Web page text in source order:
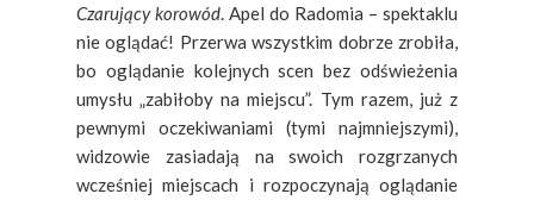
Czarujący korowód. Apel do Radomia – spektaklu
nie oglądać! Przerwa wszystkim dobrze zrobiła,
bo oglądanie kolejnych scen bez odświeżenia
umysłu „zabiłoby na miejscu”. Tym razem, już z
pewnymi oczekiwaniami (tymi najmniejszymi),
widzowie zasiadają na swoich rozgrzanych
wcześniej miejscach i rozpoczynają oglądanie